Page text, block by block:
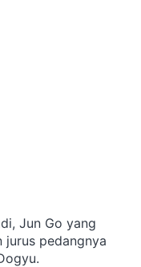
Jun Go yang
jurus pedangnya